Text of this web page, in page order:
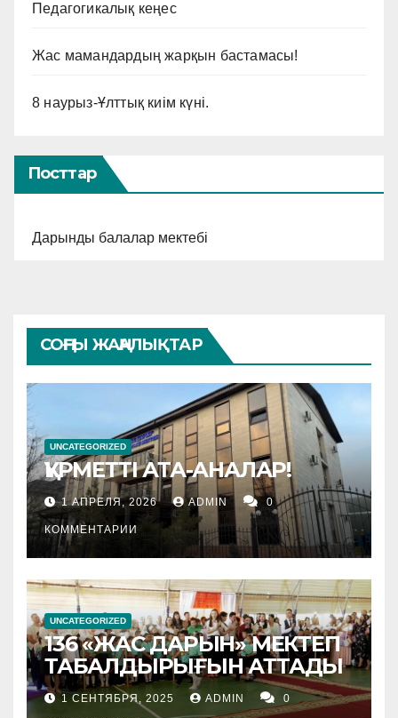
Педагогикалық кеңес
Жас мамандардың жарқын бастамасы!
8 наурыз-Ұлттық киім күні.
Посттар
Дарынды балалар мектебі
СОҢҒЫ ЖАҢАЛЫҚТАР
UNCATEGORIZED
ҚҰРМЕТТІ АТА-АНАЛАР!
1 АПРЕЛЯ, 2026 ADMIN 0
КОММЕНТАРИИ
UNCATEGORIZED
136 «ЖАС ДАРЫН» МЕКТЕП
ТАБАЛДЫРЫҒЫН АТТАДЫ
1 СЕНТЯБРЯ, 2025 ADMIN 0